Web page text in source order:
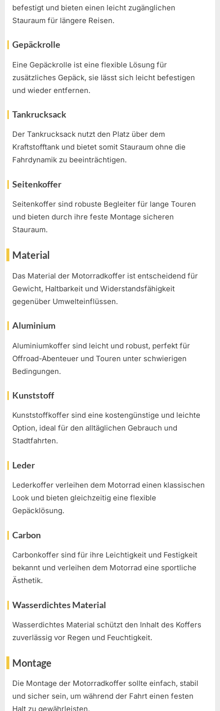
befestigt und bieten einen leicht zugänglichen
Stauraum für längere Reisen.
Gepäckrolle
Eine Gepäckrolle ist eine flexible Lösung für
zusätzliches Gepäck, sie lässt sich leicht befestigen
und wieder entfernen.
Tankrucksack
Der Tankrucksack nutzt den Platz über dem
Kraftstofftank und bietet somit Stauraum ohne die
Fahrdynamik zu beeinträchtigen.
Seitenkoffer
Seitenkoffer sind robuste Begleiter für lange Touren
und bieten durch ihre feste Montage sicheren
Stauraum.
Material
Das Material der Motorradkoffer ist entscheidend für
Gewicht, Haltbarkeit und Widerstandsfähigkeit
gegenüber Umwelteinflüssen.
Aluminium
Aluminiumkoffer sind leicht und robust, perfekt für
Offroad-Abenteuer und Touren unter schwierigen
Bedingungen.
Kunststoff
Kunststoffkoffer sind eine kostengünstige und leichte
Option, ideal für den alltäglichen Gebrauch und
Stadtfahrten.
Leder
Lederkoffer verleihen dem Motorrad einen klassischen
Look und bieten gleichzeitig eine flexible
Gepäcklösung.
Carbon
Carbonkoffer sind für ihre Leichtigkeit und Festigkeit
bekannt und verleihen dem Motorrad eine sportliche
Ästhetik.
Wasserdichtes Material
Wasserdichtes Material schützt den Inhalt des Koffers
zuverlässig vor Regen und Feuchtigkeit.
Montage
Die Montage der Motorradkoffer sollte einfach, stabil
und sicher sein, um während der Fahrt einen festen
Halt zu gewährleisten.